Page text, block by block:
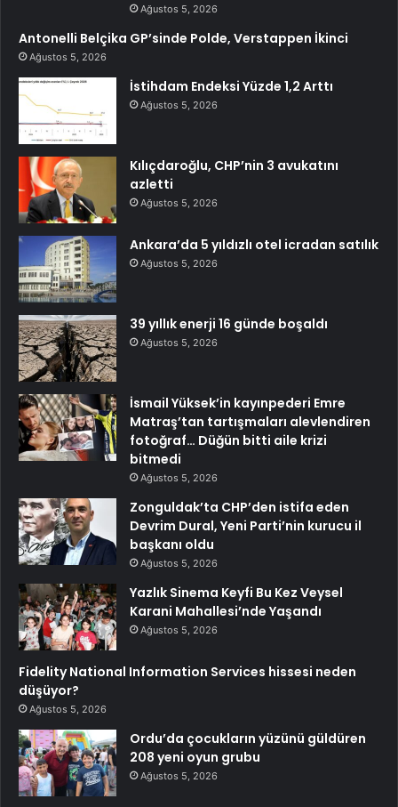
Ağustos 5, 2026
Antonelli Belçika GP’sinde Polde, Verstappen İkinci
Ağustos 5, 2026
İstihdam Endeksi Yüzde 1,2 Arttı
Ağustos 5, 2026
Kılıçdaroğlu, CHP’nin 3 avukatını
azletti
Ağustos 5, 2026
Ankara’da 5 yıldızlı otel icradan satılık
Ağustos 5, 2026
39 yıllık enerji 16 günde boşaldı
Ağustos 5, 2026
İsmail Yüksek’in kayınpederi Emre
Matraş’tan tartışmaları alevlendiren
fotoğraf… Düğün bitti aile krizi
bitmedi
Ağustos 5, 2026
Zonguldak’ta CHP’den istifa eden
Devrim Dural, Yeni Parti’nin kurucu il
başkanı oldu
Ağustos 5, 2026
Yazlık Sinema Keyfi Bu Kez Veysel
Karani Mahallesi’nde Yaşandı
Ağustos 5, 2026
Fidelity National Information Services hissesi neden
düşüyor?
Ağustos 5, 2026
Ordu’da çocukların yüzünü güldüren
208 yeni oyun grubu
Ağustos 5, 2026